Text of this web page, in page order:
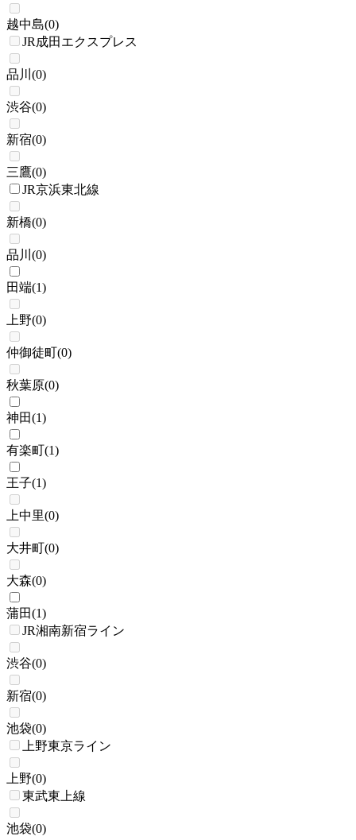
越中島(0)
JR成田エクスプレス
品川 (0)
渋谷(0)
新宿(0)
三鷹(0)
JR京浜東北線
新橋(0)
品川 (0)
田端(1)
上野(0)
仲御徒町(0)
秋葉原(0)
神田(1)
有楽町(1)
王子(1)
上中里(0)
大井町(0)
大森(0)
蒲田(1)
JR湘南新宿ライン
渋谷(0)
新宿(0)
池袋(0)
上野東京ライン
上野(0)
東武東上線
池袋(0)